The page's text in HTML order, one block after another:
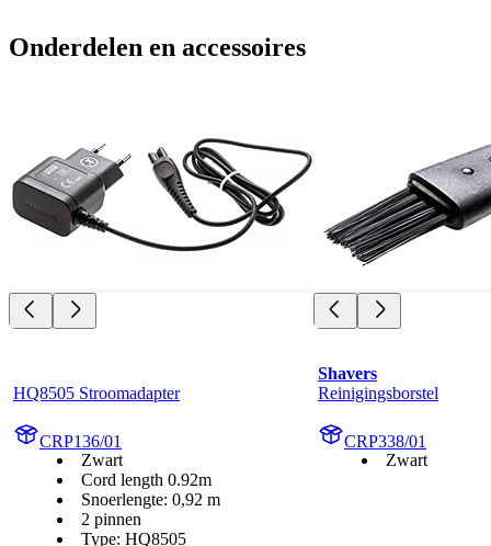
Onderdelen en accessoires
HQ8505 Stroomadapter
CRP136/01
Zwart
Cord length 0.92m
Snoerlengte: 0,92 m
2 pinnen
Type: HQ8505
Shavers
Reinigingsborstel
CRP338/01
Zwart